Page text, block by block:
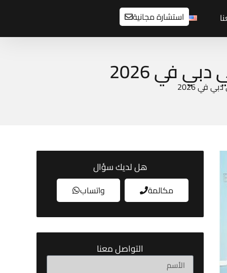
استشارة مجانية
في 2026
في 2026
هل لديك سؤال
مكالمة واتساب
التواصل معنا